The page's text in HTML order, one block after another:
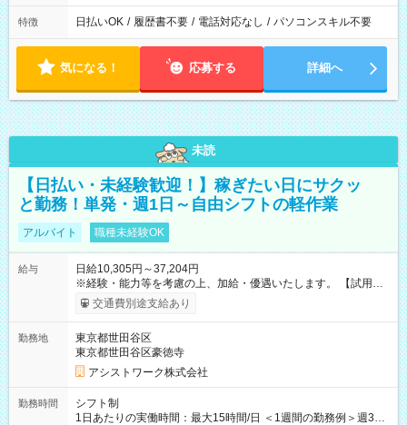
特徴 日払いOK / 履歴書不要 / 電話対応なし / パソコンスキル不要
気になる！ 応募する 詳細へ
未読
【日払い・未経験歓迎！】稼ぎたい日にサクッ
と勤務！単発・週1日～自由シフトの軽作業
アルバイト 職種未経験OK
給与
日給10,305円～37,204円
※経験・能力等を考慮の上、加給・優遇いたします。 【試用期
間】試用期間なし
交通費別途支給あり
勤務地
東京都世田谷区
東京都世田谷区豪徳寺
アシストワーク株式会社
勤務時間
シフト制
1日あたりの実働時間：最大15時間/日 ＜1週間の勤務例＞週3回